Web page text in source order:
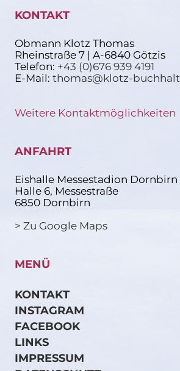
KONTAKT
Obmann Klotz Thomas
Rheinstraße 7 | A-6840 Götzis
Telefon: +43 (0)676 939 4191
E-Mail: thomas@klotz-
Weitere Kontaktmöglichkeiten
ANFAHRT
Eishalle Messestadion Dornbirn
Halle 6, Messestraße
6850 Dornbirn
> Zu Google Maps
MENÜ
KONTAKT
INSTAGRAM
FACEBOOK
LINKS
IMPRESSUM